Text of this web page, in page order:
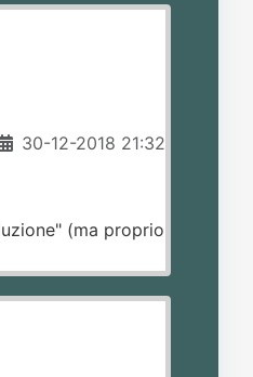
30-12-2018 21:32
(ma proprio